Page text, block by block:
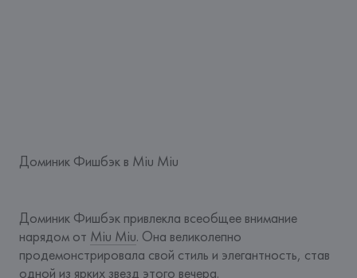
Доминик Фишбэк в Miu Miu
Доминик Фишбэк привлекла всеобщее внимание
нарядом от Miu Miu. Она великолепно
продемонстрировала свой стиль и элегантность, став
одной из ярких звезд этого вечера.